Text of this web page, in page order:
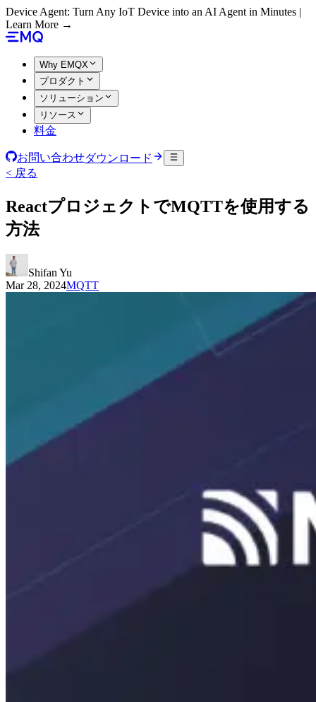
Device Agent: Turn Any IoT Device into an AI Agent in Minutes |
Learn More →
Why EMQX
プロダクト
ソリューション
リソース
料金
お問い合わせダウンロード
< 戻る
ReactプロジェクトでMQTTを使用する
方法
Shifan Yu
Mar 28, 2024MQTT